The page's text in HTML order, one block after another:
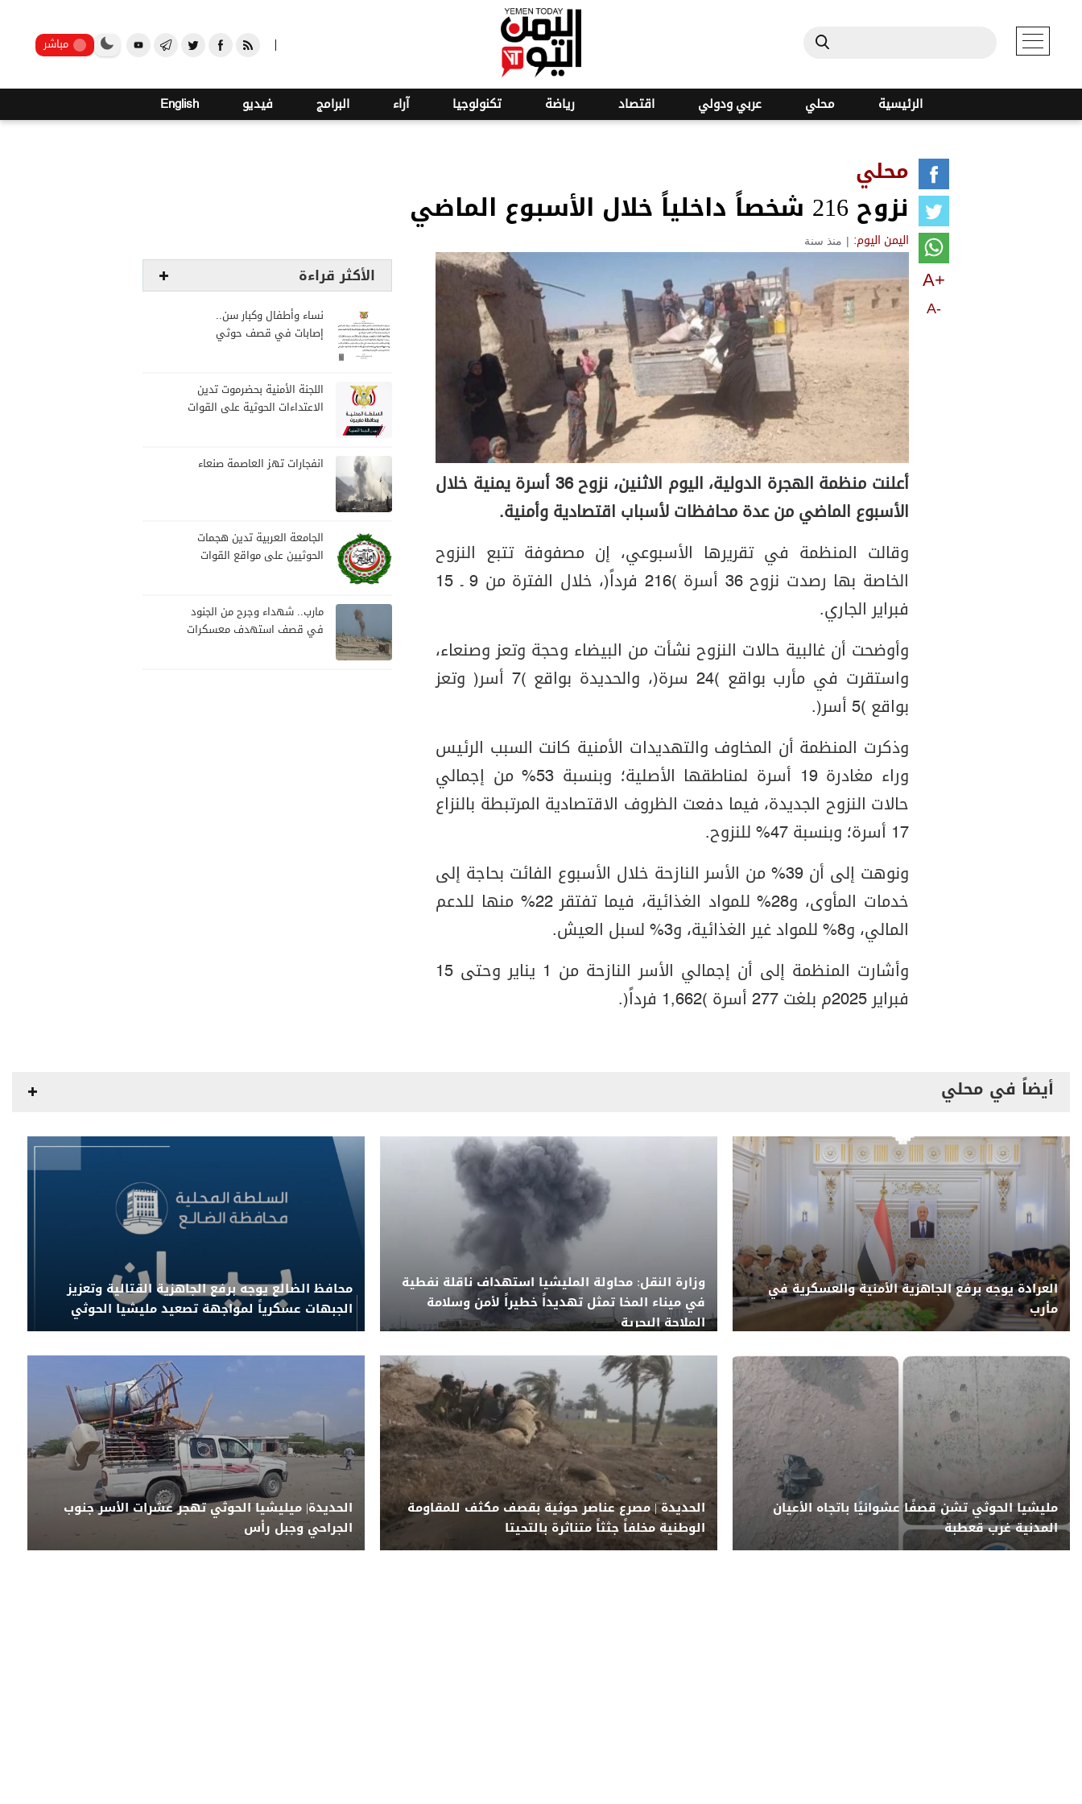
مباشر
الرئيسية محلي عربي ودولي اقتصاد رياضة تكنولوجيا آراء البرامج فيديو English
محلي
نزوح 216 شخصاً داخلياً خلال الأسبوع الماضي
اليمن اليوم: | منذ سنة
A+
A-
أعلنت منظمة الهجرة الدولية، اليوم الاثنين، نزوح 36 أسرة يمنية خلال
الأسبوع الماضي من عدة محافظات لأسباب اقتصادية وأمنية.
وقالت المنظمة في تقريرها الأسبوعي، إن مصفوفة تتبع النزوح
الخاصة بها رصدت نزوح 36 أسرة (216 فرداً)، خلال الفترة من 9 ـ 15
فبراير الجاري.
وأوضحت أن غالبية حالات النزوح نشأت من البيضاء وحجة وتعز وصنعاء،
واستقرت في مأرب بواقع (24 سرة)، والحديدة بواقع (7 أسر) وتعز
بواقع (5 أسر).
وذكرت المنظمة أن المخاوف والتهديدات الأمنية كانت السبب الرئيس
وراء مغادرة 19 أسرة لمناطقها الأصلية؛ وبنسبة 53% من إجمالي
حالات النزوح الجديدة، فيما دفعت الظروف الاقتصادية المرتبطة بالنزاع
17 أسرة؛ وبنسبة 47% للنزوح.
ونوهت إلى أن 39% من الأسر النازحة خلال الأسبوع الفائت بحاجة إلى
خدمات المأوى، و28% للمواد الغذائية، فيما تفتقر 22% منها للدعم
المالي، و8% للمواد غير الغذائية، و3% لسبل العيش.
وأشارت المنظمة إلى أن إجمالي الأسر النازحة من 1 يناير وحتى 15
فبراير 2025م بلغت 277 أسرة (1,662 فرداً).
الأكثر قراءة
نساء وأطفال وكبار سن..
إصابات في قصف حوثي
اللجنة الأمنية بحضرموت تدين
الاعتداءات الحوثية على القوات
انفجارات تهز العاصمة صنعاء
الجامعة العربية تدين هجمات
الحوثيين على مواقع القوات
مارب.. شهداء وجرح من الجنود
في قصف استهدف معسكرات
أيضاً في محلي
العرادة يوجه برفع الجاهزية الأمنية والعسكرية في
مأرب
وزارة النقل: محاولة المليشيا استهداف ناقلة نفطية
في ميناء المخا تمثل تهديداً خطيراً لأمن وسلامة
الملاحة البحرية
محافظ الضالع يوجه برفع الجاهزية القتالية وتعزيز
الجبهات عسكرياً لمواجهة تصعيد مليشيا الحوثي
مليشيا الحوثي تشن قصفًا عشوائيًا باتجاه الأعيان
المدنية غرب قعطبة
الحديدة | مصرع عناصر حوثية بقصف مكثف للمقاومة
الوطنية مخلفاً جثثاً متناثرة بالتحيتا
الحديدة| ميليشيا الحوثي تهجر عشرات الأسر جنوب
الجراحي وجبل رأس